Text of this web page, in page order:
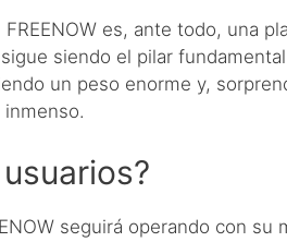
es, ante todo, una
siendo el pilar
un peso enorme y,
seguirá operando con